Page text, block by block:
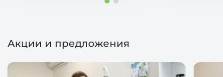
Акции и предложения